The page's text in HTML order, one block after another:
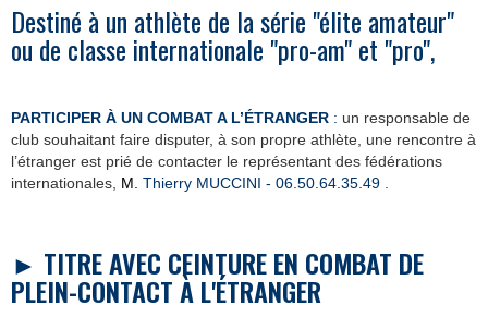
Destiné à un athlète de la série "élite amateur"
ou de classe internationale "pro-am" et "pro",
PARTICIPER À UN COMBAT A L’ÉTRANGER : un responsable de
club souhaitant faire disputer, à son propre athlète, une rencontre à
l’étranger est prié de contacter le représentant des fédérations
internationales, M Thierry MUCCINI - 06.50.64.35.49
► TITRE AVEC CEINTURE EN COMBAT DE
PLEIN-CONTACT À L'ÉTRANGER